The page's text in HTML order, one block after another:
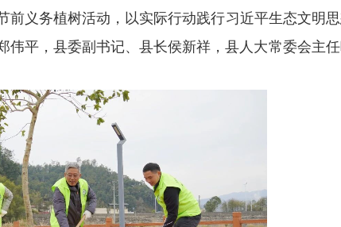
前义务植树活动，以实际行动践行习近平生态文明
平，县委副书记、县长侯新祥，县人大常委会主